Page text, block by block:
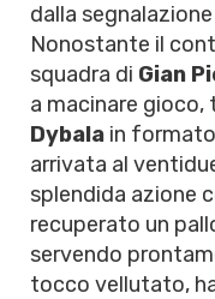
dalla
Nonostante il
squadra di Gian
a macinare gioco,
Dybala in
arrivata al
splendida azione
recuperato un
servendo
tocco vellutato,